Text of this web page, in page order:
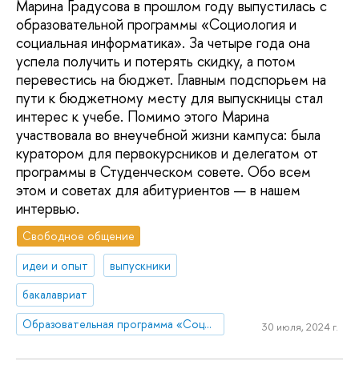
Марина Градусова в прошлом году выпустилась с
образовательной программы «Социология и
социальная информатика». За четыре года она
успела получить и потерять скидку, а потом
перевестись на бюджет. Главным подспорьем на
пути к бюджетному месту для выпускницы стал
интерес к учебе. Помимо этого Марина
участвовала во внеучебной жизни кампуса: была
куратором для первокурсников и делегатом от
программы в Студенческом совете. Обо всем
этом и советах для абитуриентов — в нашем
интервью.
Свободное общение
идеи и опыт
выпускники
бакалавриат
Образовательная программа «Социология и социальная информатика»
30 июля, 2024 г.